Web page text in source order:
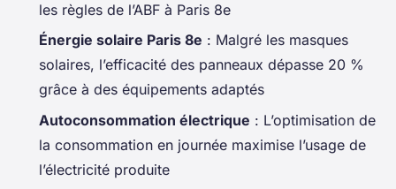
les règles de l’ABF à Paris 8e
Énergie solaire Paris 8e : Malgré les masques
solaires, l’efficacité des panneaux dépasse 20 %
grâce à des équipements adaptés
Autoconsommation électrique : L’optimisation de
la consommation en journée maximise l’usage de
l’électricité produite